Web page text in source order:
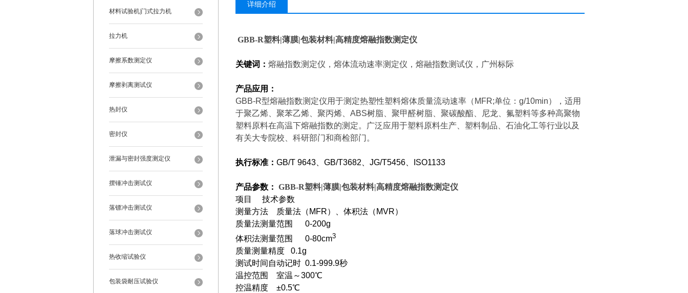
材料试验机|门式拉力机
拉力机
摩擦系数测定仪
摩擦剥离测试仪
热封仪
密封仪
泄漏与密封强度测定仪
摆锤冲击测试仪
落镖冲击测试仪
落球冲击测试仪
热收缩试验仪
包装袋耐压试验仪
详细介绍
GBB-R塑料|薄膜|包装材料|高精度熔融指数测定仪
关键词： 熔融指数测定仪， 熔体流动速率测定仪， 熔融指数测试仪，广州标际
产品应用：
GBB-R型熔融指数测定仪用于测定热塑性塑料熔体质量流动速率（MFR;单位：g/10min），适用
于聚乙烯、聚苯乙烯、聚丙烯、ABS树脂、聚甲醛树脂、聚碳酸酯、尼龙、氟塑料等多种高聚物
塑料原料在高温下熔融指数的测定。广泛应用于塑料原料生产、塑料制品、石油化工等行业以及
有关大专院校、科研部门和商检部门。
执行标准 ： GB/T 9643 、GB/T3682、JG/T5456、ISO1133
产品参数： GBB-R塑料|薄膜|包装材料|高精度熔融指数测定仪
项目 技术参数
测量方法 质量法（MFR）、体积法（MVR）
质量法测量范围 0-200g
体积法测量范围 0-80cm3
质量测量精度 0.1g
测试时间自动记时 0.1-999.9秒
温控范围 室温～300℃
控温精度 ±0.5℃